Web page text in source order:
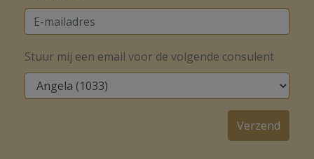
Stuur mij een email voor de volgende consulent